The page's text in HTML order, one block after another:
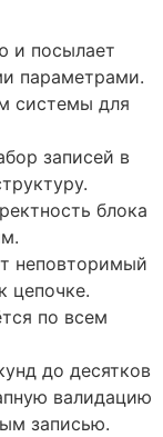
и посылает
параметрами.
системы для
записей в
блока
неповторимый
цепочке.
по всем
до десятков
валидацию
записью.